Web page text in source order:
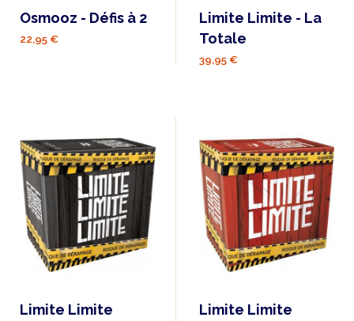
Osmooz - Défis à 2
22,95 €
Limite Limite - La
Totale
39,95 €
Limite Limite
Limite Limite